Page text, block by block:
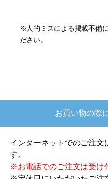
【注文からどのくらい
もあると思いますがあ
※人的ミスによる掲載不備に
ださい。
お買い物の際
インターネットでのご注文
す。
※お電話でのご注文は受け